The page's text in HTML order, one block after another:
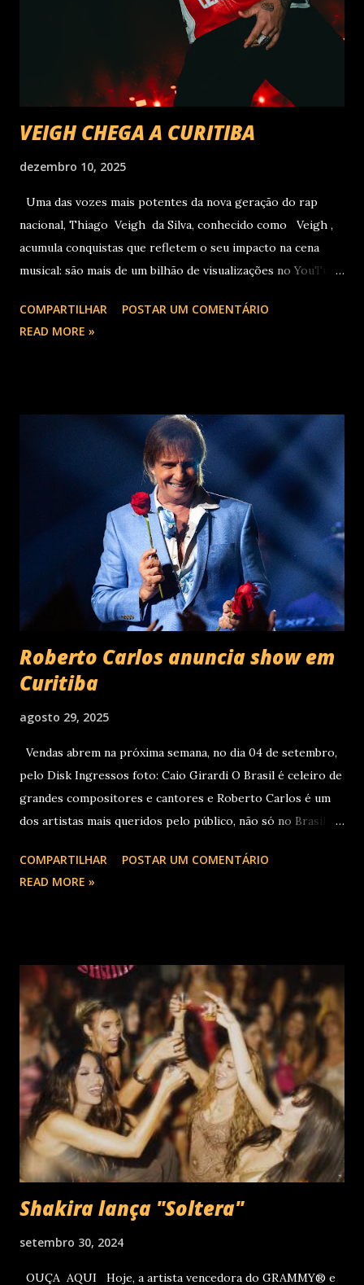
VEIGH CHEGA A CURITIBA
dezembro 10, 2025
Uma das vozes mais potentes da nova geração do rap
nacional, Thiago Veigh da Silva, conhecido como Veigh ,
acumula conquistas que refletem o seu impacto na cena
musical: são mais de um bilhão de visualizações no YouTube,
10 milhões de seguidores nas redes sociais, além de figurar
entre os nomes da prestigiada lista Forbes Under 30 de
milhões de plays em menos de 24 horas após o
lançamento. Com uma estética mais madura, o álbum marca
um novo capítulo na carreira do artista e, agora, ganha os
palcos por meio da EVOM Tour, que fez sua estreia
recentemente em São Paulo. Com realização da 30e ,
Supernova Ent e Prime , a escala em Curitiba aco...
COMPARTILHAR
POSTAR UM COMENTÁRIO
READ MORE »
Roberto Carlos anuncia show em
Curitiba
agosto 29, 2025
Vendas abrem na próxima semana, no dia 04 de setembro,
pelo Disk Ingressos foto: Caio Girardi O Brasil é celeiro de
grandes compositores e cantores e Roberto Carlos é um
dos artistas mais queridos pelo público, não só no Brasil
lançados em seu país tem sua carreira pautada em
lançamentos simultâneos em português e espanhol desde a
feira), quando Roberto Carlos se apresentará em Curitiba
– PR , na Teatro Positivo (Rua Prof. Pedro Viriato Parigot
de Souza, 5300 - Campo Comprido, Curitiba - PR). Abertura
das vendas on-line e físicas no dia 04 de setembro ao meio
dia. A produção e realização são da Cult! Produções, RW7
Production& Entertainment e RC Produções. Roberto
Carlos começou o ano de 2025 se apresentando n...
COMPARTILHAR
POSTAR UM COMENTÁRIO
READ MORE »
Shakira lança "Soltera"
setembro 30, 2024
OUÇA AQUI Hoje, a artista vencedora do GRAMMY® e